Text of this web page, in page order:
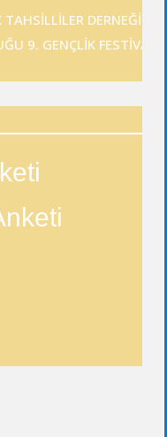
DERNEĞİ
9. GENÇLİK FESTİVALİ